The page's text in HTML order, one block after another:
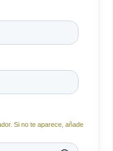
Si no te aparece, añade